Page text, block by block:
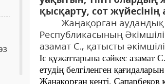
қысқарту, сот
Жаңақорған аудандық
Республикасының
азамат С., қатысты
Іс құжаттарына сәйкес азамат
етудің белгіленген
Жаңақорған кенті, Сапарбеков